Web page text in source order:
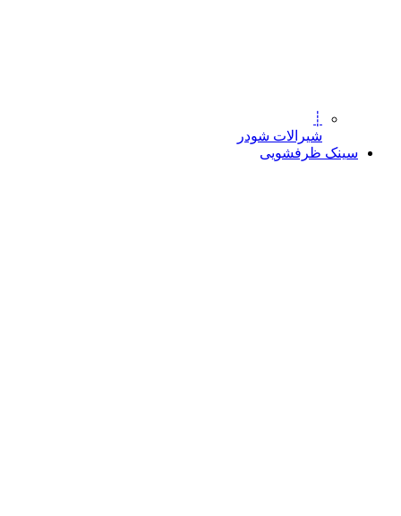
┊
شیرالات شودر
سینک ظرفشویی